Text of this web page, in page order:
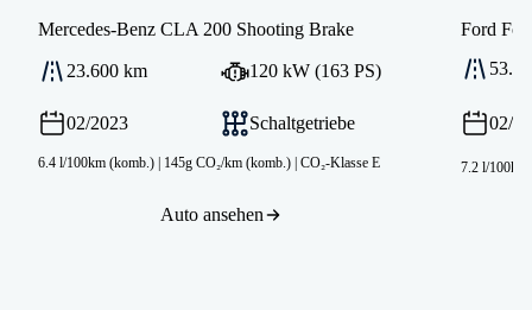
Mercedes-Benz CLA 200 Shooting Brake
23.600 km 120 kW (163 PS)
02/2023 Schaltgetriebe
6.4 l/100km (komb.) | 145g CO₂/km (komb.) | CO₂-Klasse E
Auto ansehen
Ford
02/
7.2 l/